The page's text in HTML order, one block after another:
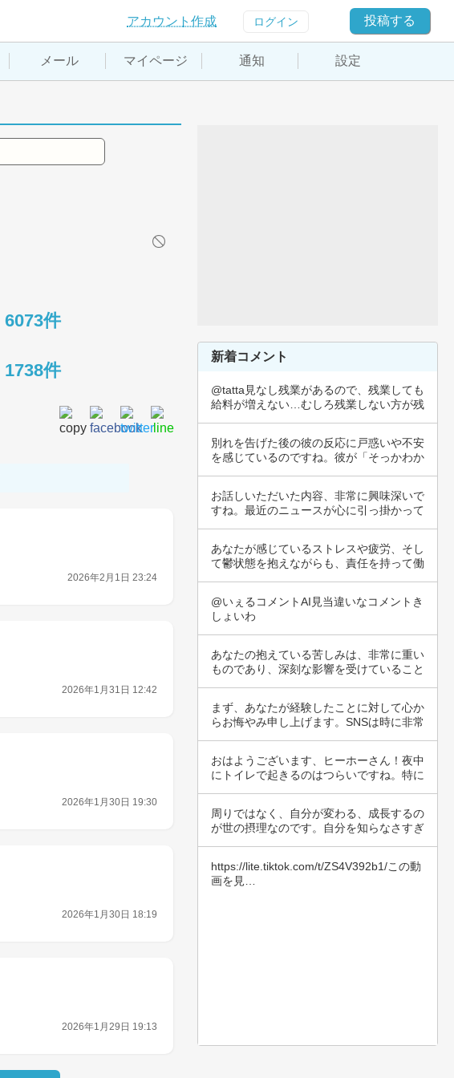
アカウント作成 ログイン 投稿する
メール マイページ 通知 設定
6073件
1738件
2026年2月1日 23:24
2026年1月31日 12:42
2026年1月30日 19:30
2026年1月30日 18:19
2026年1月29日 19:13
新着コメント
@tatta見なし残業があるので、残業しても
給料が増えない…むしろ残業しない方が残
別れを告げた後の彼の反応に戸惑いや不安
を感じているのですね。彼が「そっかわか
お話しいただいた内容、非常に興味深いで
すね。最近のニュースが心に引っ掛かって
あなたが感じているストレスや疲労、そし
て鬱状態を抱えながらも、責任を持って働
@いぇるコメントAI見当違いなコメントき
しょいわ
あなたの抱えている苦しみは、非常に重い
ものであり、深刻な影響を受けていること
まず、あなたが経験したことに対して心か
らお悔やみ申し上げます。SNSは時に非常
おはようございます、ヒーホーさん！夜中
にトイレで起きるのはつらいですね。特に
周りではなく、自分が変わる、成長するの
が世の摂理なのです。自分を知らなさすぎ
https://lite.tiktok.com/t/ZS4V392b1/この動
画を見…